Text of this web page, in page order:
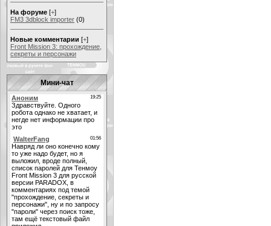
На форуме [+]
FM3 3dblock importer (0)
Новые комментарии [+]
Front Mission 3: прохождение,
секреты и персонажи
Мини-чат